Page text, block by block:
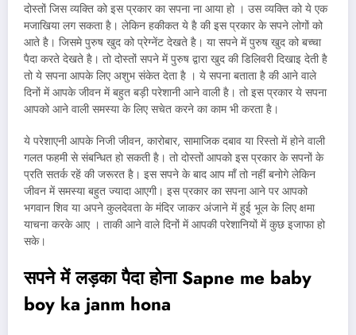
दोस्तों जिस व्यक्ति को इस प्रकार का सपना ना आया हो । उस व्यक्ति को ये एक
मजाखिया लग सकता है। लेकिन हकीकत ये है की इस प्रकार के सपने लोगों को
आते है। जिसमे पुरुष खुद को प्रेग्नेंट देखते है। या सपने में पुरुष खुद को बच्चा
पैदा करते देखते है। तो दोस्तों सपने में पुरुष द्वारा खुद की डिलिवरी दिखाइ देती है
तो ये सपना आपके लिए अशुभ संकेत देता है । ये सपना बताता है की आने वाले
दिनों में आपके जीवन में बहुत बड़ी परेशानी आने वाली है। तो इस प्रकार ये सपना
आपको आने वाली समस्या के लिए सचेत करने का काम भी करता है।
ये परेशाएनी आपके निजी जीवन, कारोबार, सामाजिक दबाव या रिस्तो में होने वाली
गलत फहमी से संबन्धित हो सकती है। तो दोस्तों आपको इस प्रकार के सपनों के
प्रति सतर्क रहें की जरूरत है। इस सपने के बाद आप माँ तो नहीं बनोगे लेकिन
जीवन में समस्या बहुत ज्यादा आएगी। इस प्रकार का सपना आने पर आपको
भगवान शिव या अपने कुलदेवता के मंदिर जाकर अंजाने में हुई भूल के लिए क्षमा
याचना करके आए । ताकी आने वाले दिनों में आपकी परेशानियों में कुछ इजाफा हो
सके।
सपने में लड़का पैदा होनाSapne me baby
boy ka janm hona